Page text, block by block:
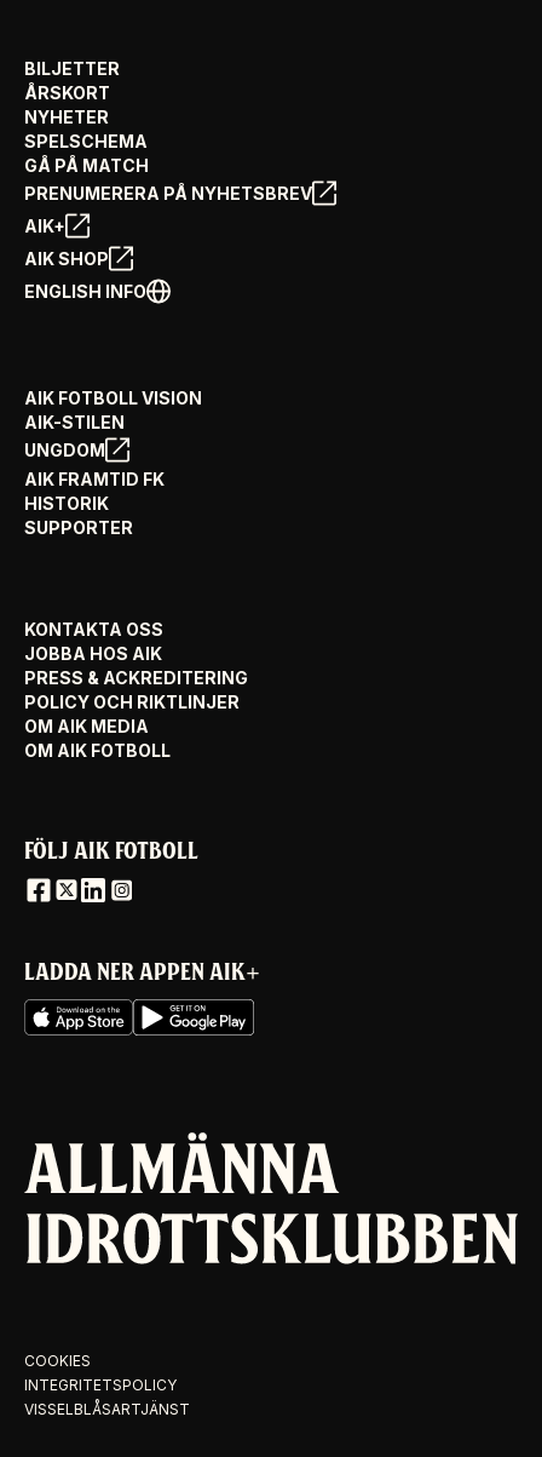
BILJETTER
ÅRSKORT
NYHETER
SPELSCHEMA
GÅ PÅ MATCH
PRENUMERERA PÅ NYHETSBREV
AIK+
AIK SHOP
ENGLISH INFO
AIK FOTBOLL VISION
AIK-STILEN
UNGDOM
AIK FRAMTID FK
HISTORIK
SUPPORTER
KONTAKTA OSS
JOBBA HOS AIK
PRESS & ACKREDITERING
POLICY OCH RIKTLINJER
OM AIK MEDIA
OM AIK FOTBOLL
FÖLJ AIK FOTBOLL
LADDA NER APPEN AIK+
COOKIES
INTEGRITETSPOLICY
VISSELBLÅSARTJÄNST